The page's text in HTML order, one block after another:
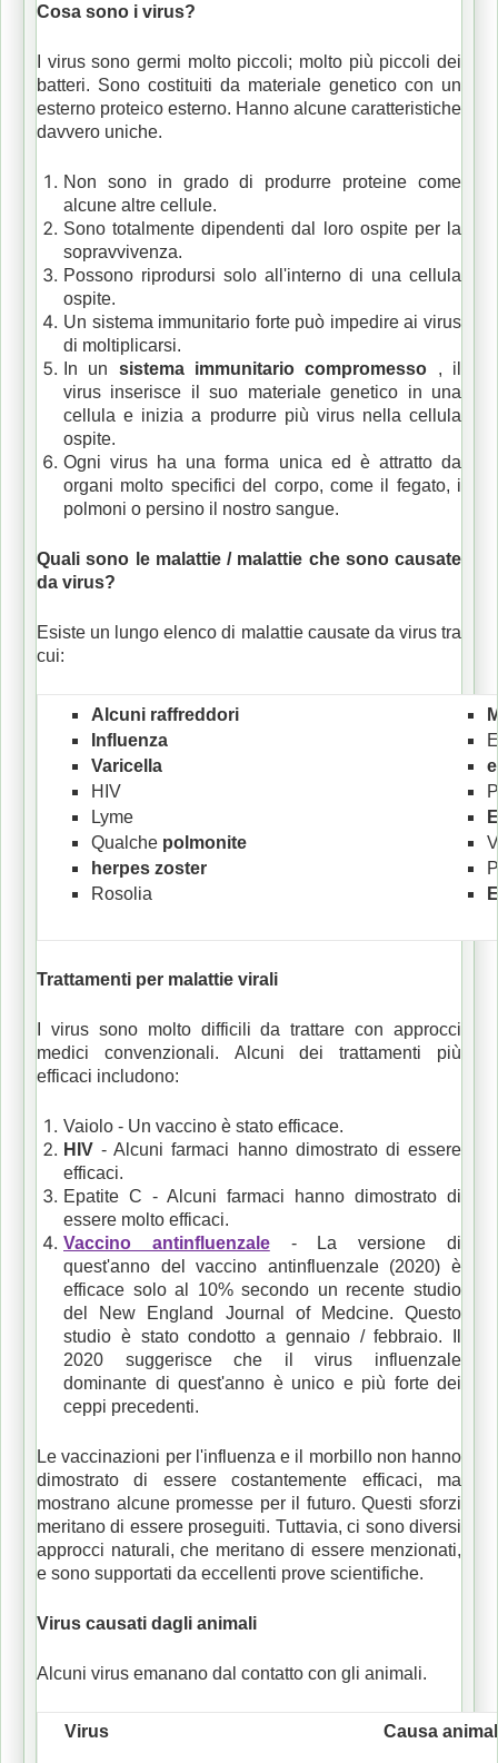
Cosa sono i virus?
I virus sono germi molto piccoli; molto più piccoli dei
batteri. Sono costituiti da materiale genetico con un
esterno proteico esterno. Hanno alcune caratteristiche
davvero uniche.
Non sono in grado di produrre proteine ​​come
alcune altre cellule.
Sono totalmente dipendenti dal loro ospite per la
sopravvivenza.
Possono riprodursi solo all'interno di una cellula
ospite.
Un sistema immunitario forte può impedire ai virus
di moltiplicarsi.
In un sistema immunitario compromesso , il
virus inserisce il suo materiale genetico in una
cellula e inizia a produrre più virus nella cellula
ospite.
Ogni virus ha una forma unica ed è attratto da
organi molto specifici del corpo, come il fegato, i
polmoni o persino il nostro sangue.
Quali sono le malattie / malattie che sono causate
da virus?
Esiste un lungo elenco di malattie causate da virus tra
cui:
Alcuni raffreddori
Influenza
Varicella
HIV
Lyme
Qualche polmonite
herpes zoster
Rosolia
Trattamenti per malattie virali
I virus sono molto difficili da trattare con approcci
medici convenzionali. Alcuni dei trattamenti più
efficaci includono:
Vaiolo - Un vaccino è stato efficace.
HIV - Alcuni farmaci hanno dimostrato di essere
efficaci.
Epatite C - Alcuni farmaci hanno dimostrato di
essere molto efficaci.
Vaccino antinfluenzale- La versione di
quest'anno del vaccino antinfluenzale (2020) è
efficace solo al 10% secondo un recente studio
del New England Journal of Medcine. Questo
studio è stato condotto a gennaio / febbraio.
2020 suggerisce che il virus influenzale
dominante di quest'anno è unico e più forte dei
ceppi precedenti.
Le vaccinazioni per l'influenza e il morbillo non hanno
dimostrato di essere costantemente efficaci, ma
mostrano alcune promesse per il futuro.Questi sforzi
meritano di essere proseguiti. Tuttavia, ci sono diversi
approcci naturali, che meritano di essere menzionati,
e sono supportati da eccellenti prove scientifiche.
Virus causati dagli animali
Alcuni virus emanano dal contatto con gli animali.
Virus Causa